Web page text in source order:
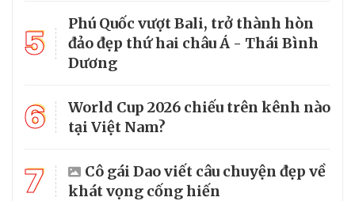
5
Phú Quốc vượt Bali, trở thành hòn
đảo đẹp thứ hai châu Á - Thái Bình
Dương
6
World Cup 2026 chiếu trên kênh nào
tại Việt Nam?
7
Cô gái Dao viết câu chuyện đẹp về
khát vọng cống hiến